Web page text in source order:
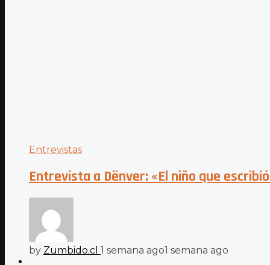
Entrevistas
Entrevista a Dënver: «El niño que
by Zumbido.cl 1 semana ago1 semana ago